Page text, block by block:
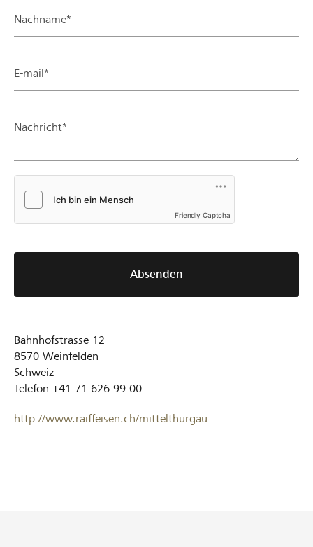
Nachname*
E-mail*
Nachricht*
Friendly Captcha
Absenden
Bahnhofstrasse 12
8570 Weinfelden
Schweiz
Telefon +41 71 626 99 00
http://www.raiffeisen.ch/mittelthurgau